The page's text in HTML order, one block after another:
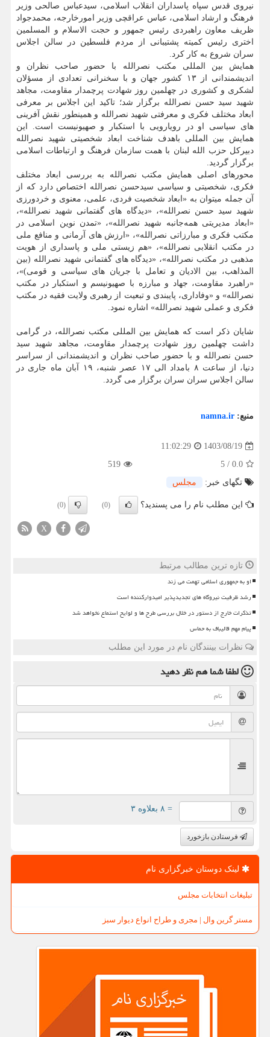
نیروی قدس سپاه پاسداران انقلاب اسلامی، سیدعباس صالحی وزیر
فرهنگ و ارشاد اسلامی، عباس عراقچی وزیر امورخارجه، محمدجواد
ظریف معاون راهبردی رئیس جمهور و حجت الاسلام و المسلمین
اختری رئیس کمیته پشتیبانی از مردم فلسطین در سالن اجلاس
سران شروع به کار کرد.
همایش بین المللی مکتب نصرالله با حضور صاحب نظران و
اندیشمندانی از ۱۳ کشور جهان و با سخنرانی تعدادی از مسؤلان
لشکری و کشوری در چهلمین روز شهادت پرچمدار مقاومت، مجاهد
شهید سید حسن نصرالله برگزار شد؛ تاکید این اجلاس بر معرفی
ابعاد مختلف فکری و معرفتی شهید نصرالله و همینطور نقش آفرینی
های سیاسی او در رویارویی با استکبار و صهیونیست است. این
همایش بین المللی باهدف شناخت ابعاد شخصیتی شهید نصرالله
دبیرکل حزب الله لبنان با همت سازمان فرهنگ و ارتباطات اسلامی
برگزار گردید.
محورهای اصلی همایش مکتب نصرالله به بررسی ابعاد مختلف
فکری، شخصیتی و سیاسی سیدحسن نصرالله اختصاص دارد که از
آن جمله میتوان به «ابعاد شخصیت فردی، علمی، معنوی و خردورزی
شهید سید حسن نصرالله»، «دیدگاه های گفتمانی شهید نصرالله»،
«ابعاد مدیریتی همه‌جانبه شهید نصرالله»، «تمدن نوین اسلامی در
مکتب فکری و مبارزاتی نصرالله»، «ارزش های آرمانی و منافع ملی
در مکتب انقلابی نصرالله»، «هم زیستی ملی و پاسداری از هویت
مذهبی در مکتب نصرالله»، «دیدگاه های گفتمانی شهید نصرالله (بین
المذاهب، بین الادیان و تعامل با جریان های سیاسی و قومی)»،
«راهبرد مقاومت، جهاد و مبارزه با صهیونیسم و استکبار در مکتب
نصرالله» و «وفاداری، پایبندی و تبعیت از رهبری ولایت فقیه در مکتب
فکری و عملی شهید نصرالله» اشاره نمود.
شایان ذکر است که همایش بین المللی مکتب نصرالله، در گرامی
داشت چهلمین روز شهادت پرچمدار مقاومت، مجاهد شهید سید
حسن نصرالله و با حضور صاحب نظران و اندیشمندانی از سراسر
دنیا، از ساعت ۸ بامداد الی ۱۷ عصر شنبه، ۱۹ آبان ماه جاری در
سالن اجلاس سران سران برگزار می گردد.
منبع: namna.ir
1403/08/19
11:02:29
0.0
/
5
519
تگهای خبر:
مجلس
این مطلب نام را می پسندید؟ (0)
(0)
X
تازه ترین مطالب مرتبط
او به جمهوری اسلامی تهمت می زند
رشد ظرفیت نیروگاه های تجدیدپذیر امیدوارکننده است
تذکرات خارج از دستور در خلال بررسی طرح ها و لوایح استماع نخواهد شد
پیام مهم قالیباف به حماس
نظرات بینندگان نام در مورد این مطلب
لطفا شما همنظر دهید
= ۸ بعلاوه ۳
فرستادن بازخورد
لینک دوستان خبرگزاری نام
تبلیغات انتخابات مجلس
مستر گرین وال | مجری و طراح انواع دیوار سبز